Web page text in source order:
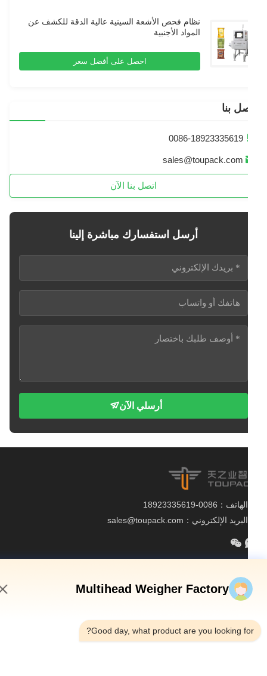
نظام فحص الأشعة السينية عالية الدقة للكشف عن
المواد الأجنبية
احصل على أفضل سعر
بنا
0086-18923335619
sales@toupack.com
اتصل بنا الآن
أرسل استفسارك مباشرة إلينا
أرسلي الآن
الهاتف：0086-18923335619
البريد الإلكتروني：sales@toupack.com
الشركة
الجودة
الموقع
Multihead Weigher Factory
Good day, what product are you looking